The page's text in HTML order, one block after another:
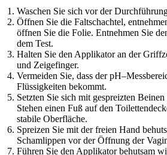
Waschen Sie sich vor der
Öffnen Sie die Faltschachtel,
öffnen Sie die Folie. Entnehmen Sie
dem Test.
Halten Sie den Applikator an der
und Zeigefinger.
Vermeiden Sie, dass der
Flüssigkeiten bekommt.
Setzten Sie sich mit gespreizten
Stehen einen Fuß auf den
stabile Oberfläche.
Spreizen Sie mit der freien Hand
Schamlippen vor der Öffnung der
Führen Sie den Applikator behutsam